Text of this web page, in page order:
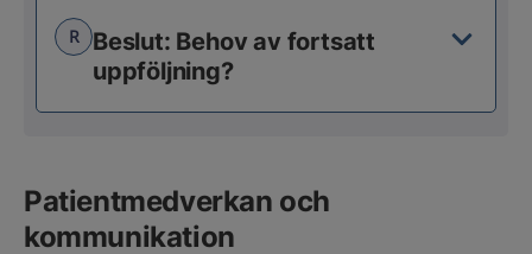
R
Beslut: Behov av fortsatt
uppföljning?
Patientmedverkan och
kommunikation